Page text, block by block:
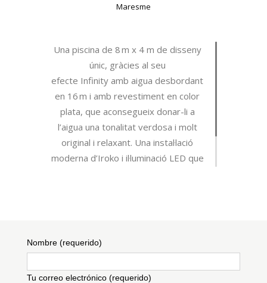
Maresme
Una piscina de 8 m x 4 m de disseny
únic, gràcies al seu
efecte Infinity amb aigua desbordant
en 16 m i amb revestiment en color
plata, que aconsegueix donar-li a
l’aigua una tonalitat verdosa i molt
original i relaxant. Una instal·lació
moderna d’Iroko i il·luminació LED que
Nombre (requerido)
Tu correo electrónico (requerido)